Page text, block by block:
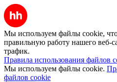
Мы используем файлы cookie,
правильную работу нашего веб-
трафик.
Правила использования файлов
Мы используем файлы cookie.
файлов cookie